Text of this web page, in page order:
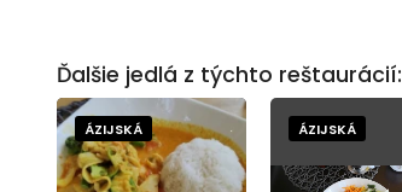
Ďalšie jedlá z týchto reštaurácií:
ÁZIJSKÁ ÁZIJSKÁ